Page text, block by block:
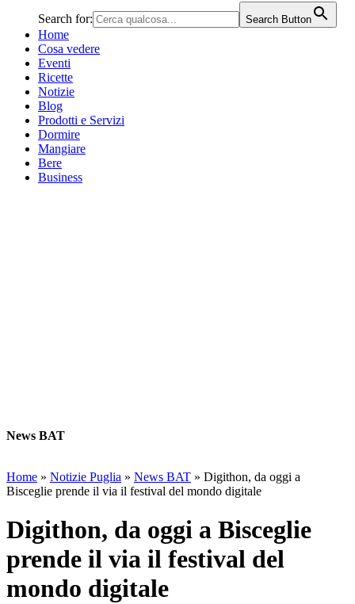
Search for: Search Button
Home
Cosa vedere
Eventi
Ricette
Notizie
Blog
Prodotti e Servizi
Dormire
Mangiare
Bere
Business
News BAT
Home » Notizie Puglia » News BAT » Digithon, da oggi a
Bisceglie prende il via il festival del mondo digitale
Digithon, da oggi a Bisceglie
prende il via il festival del
mondo digitale